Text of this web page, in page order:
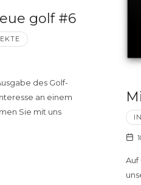
golf #6
des Golf-
an einem
Sie mit uns
Auf